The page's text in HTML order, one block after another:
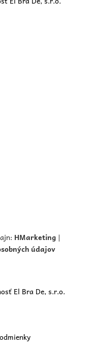
HMarketing |
údajov
El Bra De, s.r.o.